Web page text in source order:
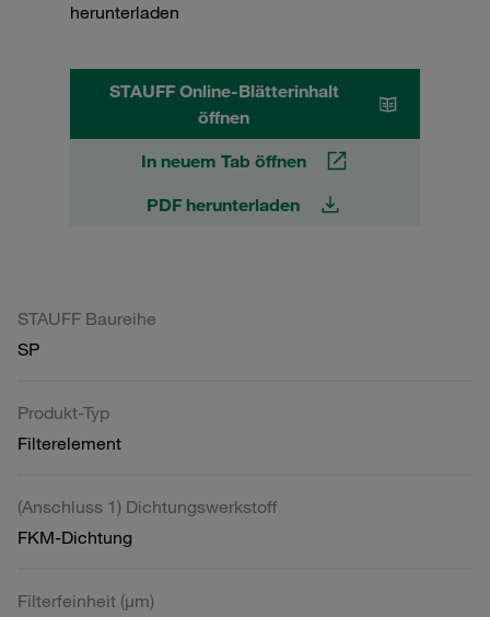
herunterladen
STAUFF Online-Blätterinhalt
öffnen
In neuem Tab öffnen
PDF herunterladen
STAUFF Baureihe
SP
Produkt-Typ
Filterelement
(Anschluss 1) Dichtungswerkstoff
FKM-Dichtung
Filterfeinheit (µm)